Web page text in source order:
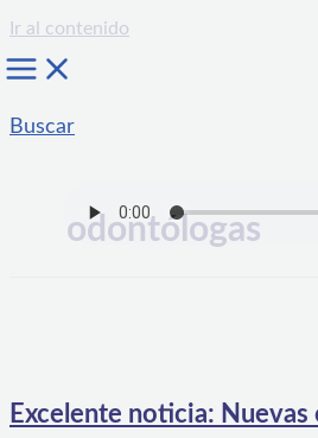
Ir al contenido
Buscar
odontólogas
Excelente noticia: Nuevas